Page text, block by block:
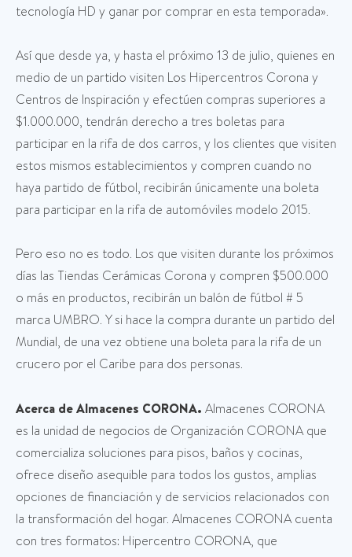
tecnología HD y ganar por comprar en esta temporada».
Así que desde ya, y hasta el próximo 13 de julio, quienes en
medio de un partido visiten Los Hipercentros Corona y
Centros de Inspiración y efectúen compras superiores a
$1.000.000, tendrán derecho a tres boletas para
participar en la rifa de dos carros, y los clientes que visiten
estos mismos establecimientos y compren cuando no
haya partido de fútbol, recibirán únicamente una boleta
para participar en la rifa de automóviles modelo 2015.
Pero eso no es todo. Los que visiten durante los próximos
días las Tiendas Cerámicas Corona y compren $500.000
o más en productos, recibirán un balón de fútbol # 5
marca UMBRO. Y si hace la compra durante un partido del
Mundial, de una vez obtiene una boleta para la rifa de un
crucero por el Caribe para dos personas.
Acerca de Almacenes CORONA. Almacenes CORONA
es la unidad de negocios de Organización CORONA que
comercializa soluciones para pisos, baños y cocinas,
ofrece diseño asequible para todos los gustos, amplias
opciones de financiación y de servicios relacionados con
la transformación del hogar. Almacenes CORONA cuenta
con tres formatos: Hipercentro CORONA, que